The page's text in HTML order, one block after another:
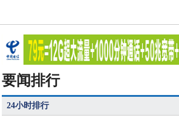
要闻排行
24小时排行